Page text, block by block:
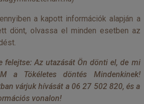
a kapott információk alapján a
dönt, olvassa el minden esetben az
felejtse: Az utazását Ön dönti el, de mi
a Tökéletes döntés Mindenkinek!
várjuk hívását a 06 27 502 820, és a
vonalon!